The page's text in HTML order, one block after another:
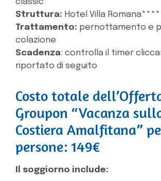
Struttura: Hotel Villa Romana****
Trattamento: pernottamento e
colazione
Scadenza: controlla il timer
riportato di seguito
Costo totale
Groupon “Vacanza
Costiera Amalfitana”
persone: 149€
Il soggiorno include: